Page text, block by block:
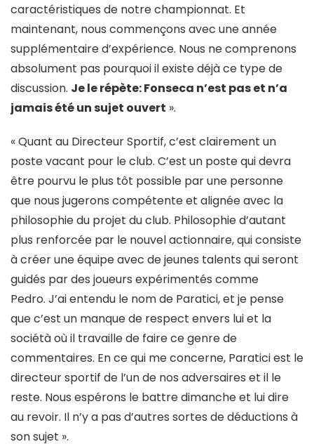
caractéristiques de notre championnat. Et
maintenant, nous commençons avec une année
supplémentaire d’expérience. Nous ne comprenons
absolument pas pourquoi il existe déjà ce type de
discussion. Je le répète: Fonseca n’est pas et n’a
jamais été un sujet ouvert ».
« Quant au Directeur Sportif, c’est clairement un
poste vacant pour le club. C’est un poste qui devra
être pourvu le plus tôt possible par une personne
que nous jugerons compétente et alignée avec la
philosophie du projet du club. Philosophie d’autant
plus renforcée par le nouvel actionnaire, qui consiste
à créer une équipe avec de jeunes talents qui seront
guidés par des joueurs expérimentés comme
Pedro. J’ai entendu le nom de Paratici, et je pense
que c’est un manque de respect envers lui et la
sociétà où il travaille de faire ce genre de
commentaires. En ce qui me concerne, Paratici est le
directeur sportif de l’un de nos adversaires et il le
reste. Nous espérons le battre dimanche et lui dire
au revoir. Il n’y a pas d’autres sortes de déductions à
son sujet ».